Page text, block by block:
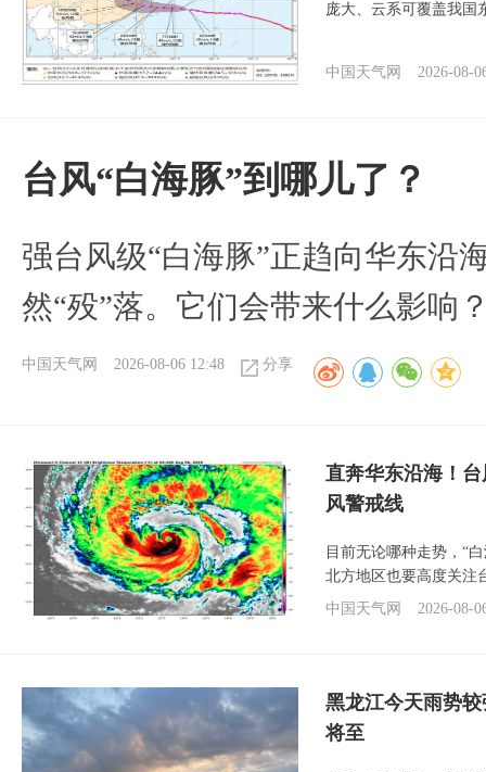
庞大、云系可覆盖我国
中国天气网 2026-08-
台风“白海豚”到哪儿了？
强台风级“白海豚”正趋向华东沿
然“殁”落。它们会带来什么影响
中国天气网 2026-08-06 12:48 分享
直奔华东沿海！
风警戒线
目前无论哪种走势，“
北方地区也要高度关注
中国天气网
2026-08-
黑龙江今天雨势
将至